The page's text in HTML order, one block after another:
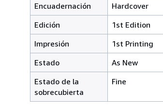
Encuadernación
Hardcover
Edición
1st Edition
Impresión
1st Printing
Estado
As New
Estado de la
sobrecubierta
Fine